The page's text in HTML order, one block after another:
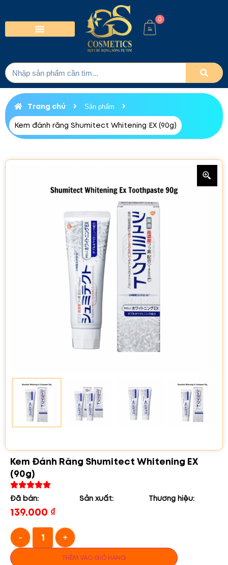
0
Trang chủ Sản phẩm
Kem đánh răng Shumitect Whitening EX (90g)
Kem Đánh Răng Shumitect Whitening EX
(90g)
Đã bán: Sản xuất: Thương hiệu:
139.000 ₫
- +
THÊM VÀO GIỎ HÀNG